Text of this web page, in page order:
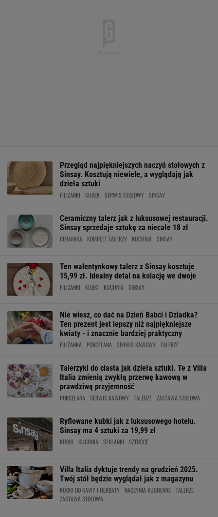
Przegląd najpiękniejszych naczyń stołowych z
Sinsay. Kosztują niewiele, a wyglądają jak
dzieła sztuki
FILIŻANKI KUBEK SERWIS STOŁOWY SINSAY
Ceramiczny talerz jak z luksusowej restauracji.
Sinsay sprzedaje sztukę za niecałe 18 zł
CERAMIKA KOMPLET TALERZY KUCHNIA SINSAY
Ten walentynkowy talerz z Sinsay kosztuje
15,99 zł. Idealny detal na kolację we dwoje
FILIŻANKI KUBKI KUCHNIA SINSAY
Nie wiesz, co dać na Dzień Babci i Dziadka?
Ten prezent jest lepszy niż najpiękniejsze
kwiaty - i znacznie bardziej praktyczny
FILIŻANKA PORCELANA SERWIS KAWOWY TALERZE
Talerzyki do ciasta jak dzieła sztuki. Te z Villa
Italia zmienią zwykłą przerwę kawową w
prawdziwą przyjemność
PORCELANA SERWIS KAWOWY TALERZE ZASTAWA STOŁOWA
Ryflowane kubki jak z luksusowego hotelu.
Sinsay ma 4 sztuki za 19,99 zł
KUBKI KUCHNIA SZKLANKI SZTUĆCE
Villa Italia dyktuje trendy na grudzień 2025.
Twój stół będzie wyglądał jak z magazynu
KUBKI DO KAWY I HERBATY NACZYNIA KUCHENNE TALERZE
ZASTAWA STOŁOWA